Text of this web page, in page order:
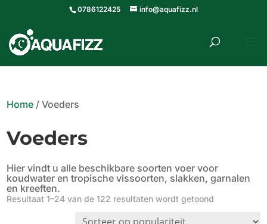
0786122425 info@aquafizz.nl
Home / Voeders
Voeders
Hier vindt u alle beschikbare soorten voer voor
koudwater en tropische vissoorten, slakken, garnalen
en kreeften.
Resultaat 1–24 van de 122 resultaten wordt getoond
populariteit